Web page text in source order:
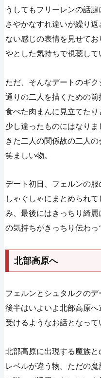
うしてもフリーレンの話
さやかなすれ違いが繰り
ない感じの表情を見せて
やとした気持ちで視聴して
ただ、そんなデートのギ
通りの二人を描くための
食べた肉まんに見立てた
少し違ったものにはなり
きた二人の関係故の二人
笑ましい物。
デート初日、フェルンの
しゃぐしゃにまとめられ
み、最後にはきっちり綺
の気持ちがきっちり伝わっ
北部高原へ
フェルンとシュタルクのデ
後半はいよいよ北部高原
受けるようなお話となって
北部高原に出現する魔族
レベルが違う物。ただの